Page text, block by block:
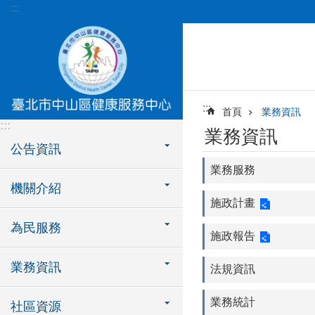
跳到主要內容區塊
:::
:::
公告資訊
機關介紹
為民服務
業務資訊
社區資源
::: 首頁 業務資訊
業務資訊
業務服務
施政計畫
施政報告
法規資訊
業務統計